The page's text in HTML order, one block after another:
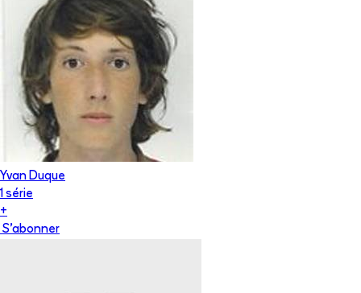
Yvan Duque
1 série
+
S'abonner